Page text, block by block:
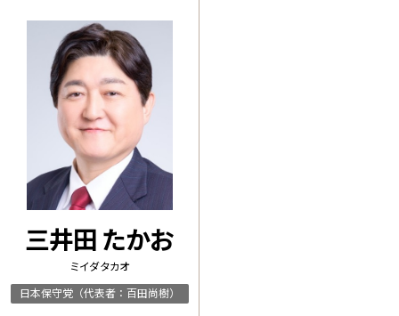
三井田 たかお
ミイダ タカオ
日本保守党（代表者：百田尚樹）